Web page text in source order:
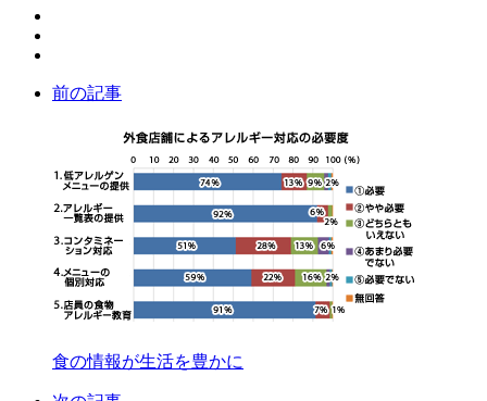
前の記事
食の情報が生活を豊かに